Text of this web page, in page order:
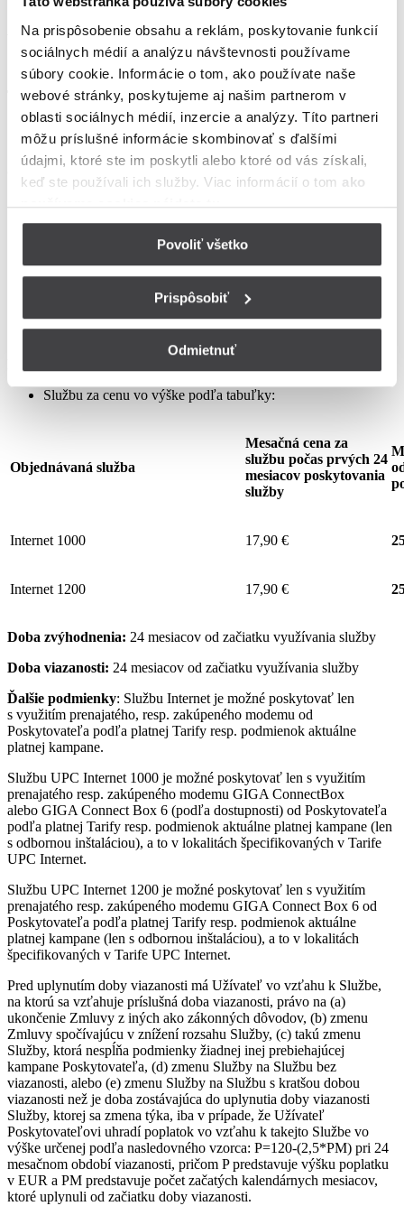
Na prispôsobenie obsahu a reklám, poskytovanie funkcií
sociálnych médií a analýzu návštevnosti používame
súbory cookie. Informácie o tom, ako používate naše
webové stránky, poskytujeme aj našim partnerom v
oblasti sociálnych médií, inzercie a analýzy. Títo partneri
môžu príslušné informácie skombinovať s ďalšími
údajmi, ktoré ste im poskytli alebo ktoré od vás získali,
keď ste používali ich služby. Viac informácií o tom ako
používame cookies nájdete tu.
Povoliť všetko
Prispôsobiť
Odmietnuť
Aprílový Crazy Week – Internet samostatne – LIS
Táto kampaň sa vzťahuje na poskytovanie
Základných služieb prístupu do siete Internet – INTERNET
1000 alebo INTERNET 1200
Osoby na ktoré sa kampaň vzťahuje:
Noví záujemcovia o samostatnú službu prístupu do siete
Internet
Užívatelia služby prístupu do siete Internet, ktorí podali alebo
prejavili úmysel podať výpoveď Zmluvy o poskytovaní
verejne dostupných služieb
službu bez viazanosti, alebo ktorých zostávajúca doba
viazanosti je menej ako tri mesiace a ktorí sa zaviažu využívať
službu prístupu do siete Internet na dobu 24 mesiacov
Službu za cenu vo výške podľa tabuľky:
Objednávaná služba
Mesačná cena za
službu počas prvých 24
mesiacov poskytovania
služby
Internet 1000 17,90 €
Internet 1200 17,90 €
Doba zvýhodnenia: 24 mesiacov od začiatku využívania služby
Doba viazanosti: 24 mesiacov od začiatku využívania služby
Ďalšie podmienky: Službu Internet je možné poskytovať len
s využitím prenajatého, resp. zakúpeného modemu od
Poskytovateľa podľa platnej Tarify resp. podmienok aktuálne
platnej kampane.
Službu UPC Internet 1000 je možné poskytovať len s využitím
prenajatého resp. zakúpeného modemu GIGA ConnectBox
alebo GIGA Connect Box 6 (podľa dostupnosti) od Poskytovateľa
podľa platnej Tarify resp. podmienok aktuálne platnej kampane (len
s odbornou inštaláciou), a to v lokalitách špecifikovaných v Tarife
UPC Internet.
Službu UPC Internet 1200 je možné poskytovať len s využitím
prenajatého resp. zakúpeného modemu GIGA Connect Box 6 od
Poskytovateľa podľa platnej Tarify resp. podmienok aktuálne
platnej kampane (len s odbornou inštaláciou), a to v lokalitách
špecifikovaných v Tarife UPC Internet.
Pred uplynutím doby viazanosti má Užívateľ vo vzťahu k Službe,
na ktorú sa vzťahuje príslušná doba viazanosti, právo na (a)
ukončenie Zmluvy z iných ako zákonných dôvodov, (b) zmenu
Zmluvy spočívajúcu v znížení rozsahu Služby, (c) takú zmenu
Služby, ktorá nespĺňa podmienky žiadnej inej prebiehajúcej
kampane Poskytovateľa, (d) zmenu Služby na Službu bez
viazanosti, alebo (e) zmenu Služby na Službu s kratšou dobou
viazanosti než je doba zostávajúca do uplynutia doby viazanosti
Služby, ktorej sa zmena týka, iba v prípade, že Užívateľ
Poskytovateľovi uhradí poplatok vo vzťahu k takejto Službe vo
výške určenej podľa nasledovného vzorca: P=120-(2,5*PM) pri 24
mesačnom období viazanosti, pričom P predstavuje výšku poplatku
v EUR a PM predstavuje počet začatých kalendárnych mesiacov,
ktoré uplynuli od začiatku doby viazanosti.